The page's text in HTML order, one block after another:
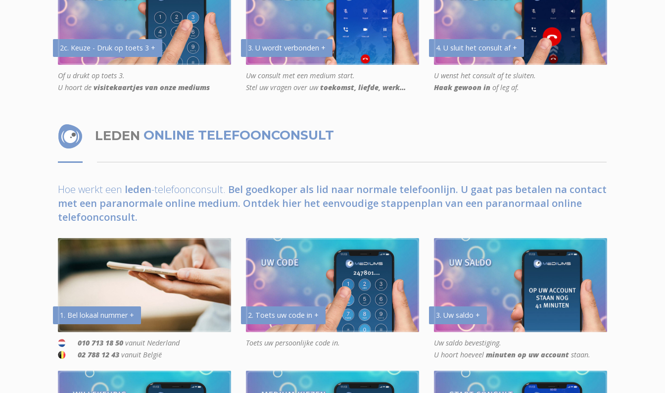
2c. Keuze - Druk op toets 3 +
Of u drukt op toets 3.
U hoort de visitekaartjes van onze mediums
3. U wordt verbonden +
Uw consult met een medium start.
Stel uw vragen over uwtoekomst, liefde, werk...
4. U sluit het consult af +
U wenst het consult af te sluiten.
Haak gewoon in of leg af.
LEDEN ONLINE TELEFOONCONSULT
Hoe werkt een leden-telefoonconsult. Bel goedkoper als lid naar normale telefoonlijn. U gaat pas betalen na contact
met een paranormale online medium. Ontdek hier het eenvoudige stappenplan van een paranormaal online
telefoonconsult.
1. Bel lokaal nummer +
010 713 18 50 vanuit Nederland
02 788 12 43 vanuit België
2. Toets uw code in +
Toets uw persoonlijke code in.
3. Uw saldo +
Uw saldo bevestiging.
U hoort hoeveel minuten op uw account staan.